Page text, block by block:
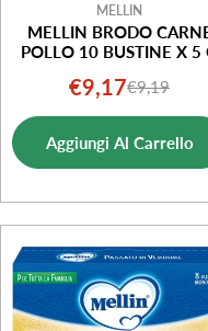
MELLIN
MELLIN BRODO
POLLO 10 BUSTINE X 5
Prezzo
di
vendita
€9,17Prezzo
normale
€9,19
Aggiungi Al Carrello